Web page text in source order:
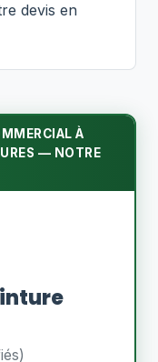
devis en
À
— NOTRE